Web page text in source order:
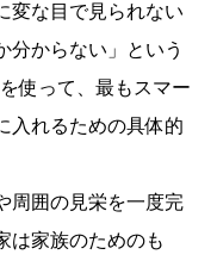
変な目で見られない
分からない」という
使って、最もスマー
入れるための具体的
周囲の見栄を一度完
は家族のためのも